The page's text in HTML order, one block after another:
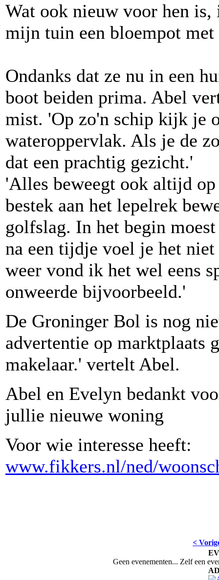
Wat ook nieuw voor hen
mijn tuin een bloempot
Ondanks dat ze nu in een
boot beiden prima. Abel
mist. 'Op zo'n schip kijk je
wateroppervlak. Als je de
dat een prachtig gezicht.'
'Alles beweegt ook altijd
bestek aan het lepelrek
golfslag. In het begin
na een tijdje voel je het
weer vond ik het wel eens
onweerde bijvoorbeeld.'
De Groninger Bol is nog
advertentie op marktplaats
makelaar.' vertelt Abel.
Abel en Evelyn bedankt
jullie nieuwe woning
Voor wie interesse heeft:
www.fikkers.nl/ned/
<
Geen evenementen... Zelf een